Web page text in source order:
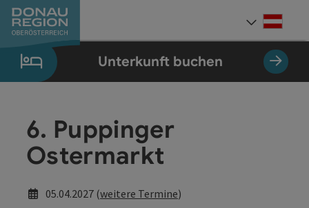
Zum Inhalt
Zur Navigation
Zum Seitenanfang
Zur Kontaktseite
Zum Impressum
Zur Startseite
Unterkunft buchen
6. Puppinger
Ostermarkt
05.04.2027 (weitere Termine)